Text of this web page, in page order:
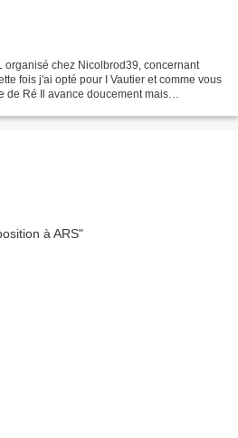
organisé chez Nicolbrod39, concernant
fois j'ai opté pour I Vautier et comme vous
de Ré Il avance doucement mais